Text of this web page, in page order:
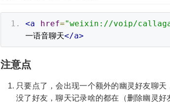
<a href="weixin://voip/
一语音聊天</a>
注意点
只要点了，会出现一个额外的幽灵好友聊
没了好友，聊天记录啥的都在（删除幽灵